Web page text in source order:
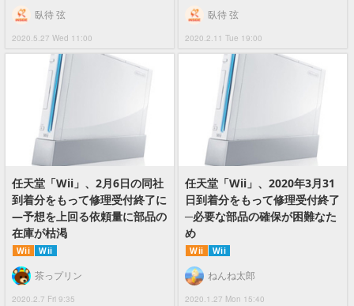
2020.5.27 Wed 11:00
臥待 弦
2020.2.11 Tue 19:00
臥待 弦
任天堂「Wii」、2月6日の同社
到着分をもって修理受付終了に
―予想を上回る依頼量に部品の
在庫が枯渇
Wii Wii
2020.2.7 Fri 9:35
茶っプリン
任天堂「Wii」、2020年3月31
日到着分をもって修理受付終了
─必要な部品の確保が困難なた
め
Wii Wii
2020.1.27 Mon 15:40
ねんね太郎